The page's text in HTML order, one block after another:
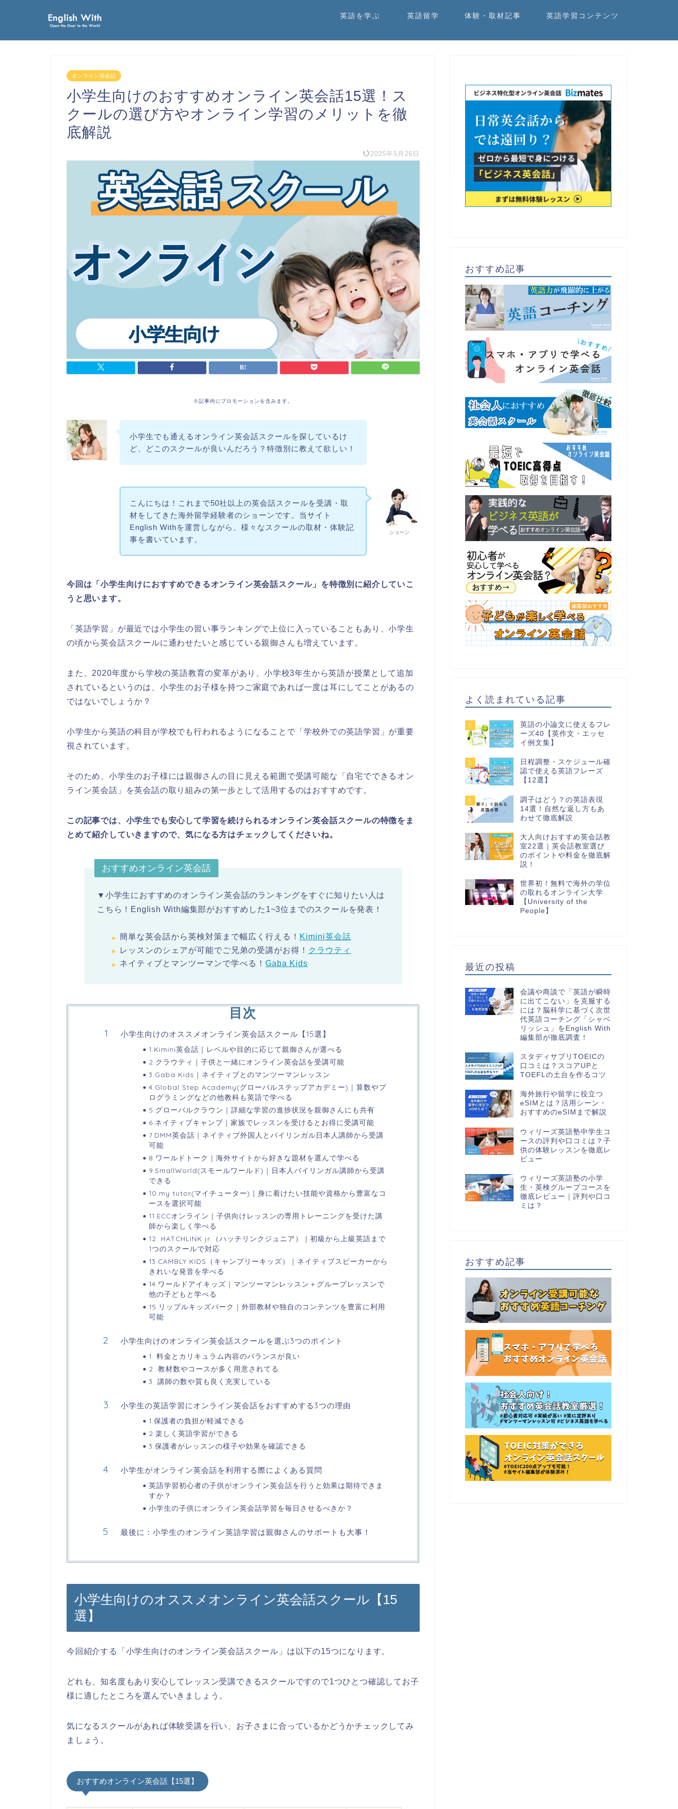
英語を学ぶ 英語留学 体験・取材記事 英語学習コンテンツ
オンライン英会話
小学生向けのおすすめオンライン英会話15選！ス
クールの選び方やオンライン学習のメリットを徹
底解説
2025年5月26日
※記事内にプロモーションを含みます。
小学生でも通えるオンライン英会話スクールを探しているけ
ど、どこのスクールが良いんだろう？特徴別に教えて欲しい！
ショーン
こんにちは！これまで50社以上の英会話スクールを受講・取
材をしてきた海外留学経験者のショーンです。当サイト
English Withを運営しながら、様々なスクールの取材・体験記
事を書いています。
今回は「小学生向けにおすすめできるオンライン英会話スクール」を特徴別に紹介していこ
うと思います。
「英語学習」が最近では小学生の習い事ランキングで上位に入っていることもあり、小学生
の頃から英会話スクールに通わせたいと感じている親御さんも増えています。
また、2020年度から学校の英語教育の変革があり、小学校3年生から英語が授業として追加
されているというのは、小学生のお子様を持つご家庭であれば一度は耳にしてことがあるの
ではないでしょうか？
小学生から英語の科目が学校でも行われるようになることで「学校外での英語学習」が重要
視されています。
そのため、小学生のお子様には親御さんの目に見える範囲で受講可能な「自宅でできるオン
ライン英会話」を英会話の取り組みの第一歩として活用するのはおすすめです。
この記事では、小学生でも安心して学習を続けられるオンライン英会話スクールの特徴をま
とめて紹介していきますので、気になる方はチェックしてくださいね。
おすすめオンライン英会話
▼小学生におすすめのオンライン英会話のランキングをすぐに知りたい人は
こちら！English With編集部がおすすめした1~3位までのスクールを発表！
簡単な英会話から英検対策まで幅広く行える！ Kimini英会話
レッスンのシェアが可能でご兄弟の受講がお得！ クラウティ
ネイティブとマンツーマンで学べる！ Gaba Kids
目次
小学生向けのオススメオンライン英会話スクール【15選】
1.Kimini英会話｜レベルや目的に応じて親御さんが選べる
2.クラウティ｜子供と一緒にオンライン英会話を受講可能
3.Gaba Kids｜ネイティブとのマンツーマンレッスン
4.Global Step Academy(グローバルステップアカデミー)｜算数やプ
ログラミングなどの他教科も英語で学べる
5.グローバルクラウン｜詳細な学習の進捗状況を親御さんにも共有
6.ネイティブキャンプ｜家族でレッスンを受けるとお得に受講可能
7.DMM英会話｜ネイティブ外国人とバイリンガル日本人講師から受講
可能
8.ワールドトーク｜海外サイトから好きな題材を選んで学べる
9.SmallWorld(スモールワールド)｜日本人バイリンガル講師から受講
できる
10.my tutor(マイチューター)｜身に着けたい技能や資格から豊富なコ
ースを選択可能
11.ECCオンライン｜子供向けレッスンの専用トレーニングを受けた講
師から楽しく学べる
12. HATCHLINK jr.（ハッチリンクジュニア）｜初級から上級英語まで
1つのスクールで対応
13.CAMBLY KIDS（キャンブリーキッズ）｜ネイティブスピーカーから
きれいな発音を学べる
14.ワールドアイキッズ｜マンツーマンレッスン＋グループレッスンで
他の子どもと学べる
15.リップルキッズパーク｜外部教材や独自のコンテンツを豊富に利用
可能
小学生向けのオンライン英会話スクールを選ぶ3つのポイント
1. 料金とカリキュラム内容のバランスが良い
2. 教材数やコースが多く用意されてる
3. 講師の数や質も良く充実している
小学生の英語学習にオンライン英会話をおすすめする3つの理由
1.保護者の負担が軽減できる
2.楽しく英語学習ができる
3.保護者がレッスンの様子や効果を確認できる
小学生がオンライン英会話を利用する際によくある質問
英語学習初心者の子供がオンライン英会話を行うと効果は期待できま
すか？
小学生の子供にオンライン英会話学習を毎日させるべきか？
最後に：小学生のオンライン英語学習は親御さんのサポートも大事！
小学生向けのオススメオンライン英会話スクール【15
選】
今回紹介する「小学生向けのオンライン英会話スクール」は以下の15つになります。
どれも、知名度もあり安心してレッスン受講できるスクールですので1つひとつ確認してお子
様に適したところを選んでいきましょう。
気になるスクールがあれば体験受講を行い、お子さまに合っているかどうかチェックしてみ
ましょう。
おすすめオンライン英会話【15選】
おすすめ記事
よく読まれている記事
1
英語の小論文に使えるフレ
ーズ40【英作文・エッセ
イ例文集】
2
日程調整・スケジュール確
認で使える英語フレーズ
【12選】
3
調子はどう？の英語表現
14選！自然な返し方もあ
わせて徹底解説
4
大人向けおすすめ英会話教
室22選｜英会話教室選び
のポイントや料金を徹底解
説！
5
世界初！無料で海外の学位
の取れるオンライン大学
【University of the
People】
最近の投稿
会議や商談で「英語が瞬時
に出てこない」を克服する
には？脳科学に基づく次世
代英語コーチング「シャベ
リッシュ」をEnglish With
編集部が徹底調査！
スタディサプリTOEICの
口コミは？スコアUPと
TOEFLの土台を作るコツ
海外旅行や留学に役立つ
eSIMとは？活用シーン・
おすすめのeSIMまで解説
ウィリーズ英語塾中学生コ
ースの評判や口コミは？子
供の体験レッスンを徹底レ
ビュー
ウィリーズ英語塾の小学
生・英検グループコースを
徹底レビュー｜評判や口コ
ミは？
おすすめ記事